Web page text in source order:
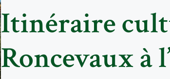
Itinéraire
Roncevaux à